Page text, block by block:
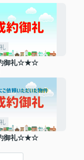
御礼☆★☆
御礼☆★☆